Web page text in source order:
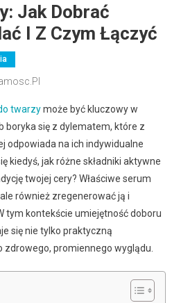
Jak Dobrać
I Z Czym Łączyć
twarzymoże być kluczowy w
boryka się z dylematem, które z
odpowiada na ich indywidualne
kiedyś, jak różne składniki aktywne
twojej cery? Właściwe serum
również zregenerować ją i
tym kontekście umiejętność doboru
się nie tylko praktyczną
promiennego wyglądu.